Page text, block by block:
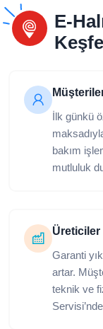
E-
İlk günkü
bakım
mutluluk
Üreticiler
Garanti
artar.
teknik ve